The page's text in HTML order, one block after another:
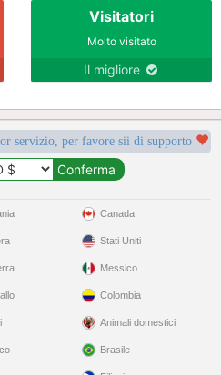
Visitatori
Molto visitato
Il migliore
servizio, per favore sii di supporto
Canada
Stati Uniti
Messico
Colombia
Animali domestici
Brasile